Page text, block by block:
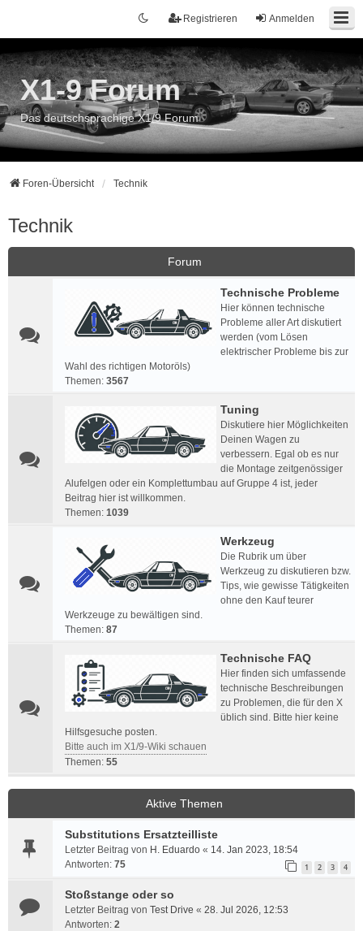
Anmelden
Registrieren
X1-9 Forum
Das deutschsprachige X1/9 Forum
Foren-Übersicht Technik
Technik
Forum
Technische Probleme
Hier können technische
Probleme aller Art diskutiert
werden (vom Lösen
elektrischer Probleme bis zur
Wahl des richtigen Motoröls)
Themen: 3567
Tuning
Diskutiere hier Möglichkeiten
Deinen Wagen zu
verbessern. Egal ob es nur
die Montage zeitgenössiger
Alufelgen oder ein Komplettumbau auf Gruppe 4 ist, jeder
Beitrag hier ist willkommen.
Themen: 1039
Werkzeug
Die Rubrik um über
Werkzeug zu diskutieren bzw.
Tips, wie gewisse Tätigkeiten
ohne den Kauf teurer
Werkzeuge zu bewältigen sind.
Themen: 87
Technische FAQ
Hier finden sich umfassende
technische Beschreibungen
zu Problemen, die für den X
üblich sind. Bitte hier keine
Hilfsgesuche posten.
Bitte auch im X1/9-Wiki schauen
Themen: 55
Aktive Themen
Substitutions Ersatzteilliste
Letzter Beitrag von H. Eduardo « 14. Jan 2023, 18:54
Antworten: 75 1 2 3 4
Stoßstange oder so
Letzter Beitrag von Test Drive « 28. Jul 2026, 12:53
Antworten: 2